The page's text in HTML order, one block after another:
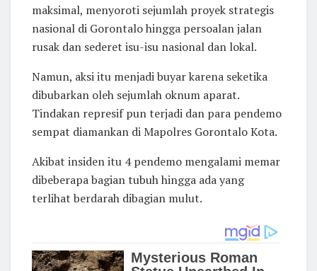
maksimal, menyoroti sejumlah proyek strategis
nasional di Gorontalo hingga persoalan jalan
rusak dan sederet isu-isu nasional dan lokal.
Namun, aksi itu menjadi buyar karena seketika
dibubarkan oleh sejumlah oknum aparat.
Tindakan represif pun terjadi dan para pendemo
sempat diamankan di Mapolres Gorontalo Kota.
Akibat insiden itu 4 pendemo mengalami memar
dibeberapa bagian tubuh hingga ada yang
terlihat berdarah dibagian mulut.